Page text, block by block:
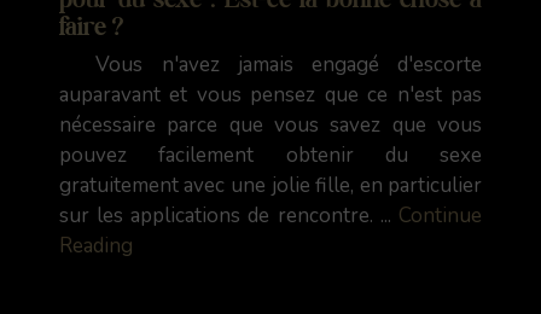
faire ?
Vous n'avez jamais engagé d'escorte
auparavant et vous pensez que ce n'est pas
nécessaire parce que vous savez que vous
pouvez facilement obtenir du sexe
gratuitement avec une jolie fille, en particulier
sur les applications de rencontre. ... Continue
Reading